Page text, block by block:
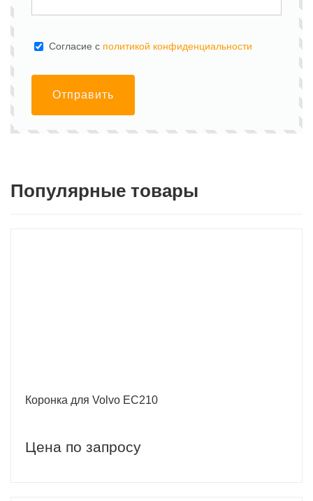
Cогласие с политикой конфиденциальности
Отправить
Популярные товары
Коронка для Volvo EC210
Цена по запросу